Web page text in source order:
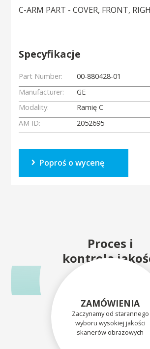
C-ARM PART - COVER, FRONT,
Specyfikacje
Part Number:
00-880428-01
Manufacturer:
GE
Modality:
Ramię C
AM ID:
2052695
Poproś o wycenę
Proces i
kontrola
ZAMÓWIENIA
Zaczynamy od starannego
wyboru wysokiej jakości
skanerów obrazowych